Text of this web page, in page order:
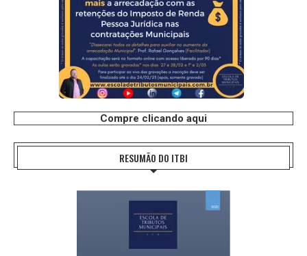
Compre clicando aqui
RESUMÃO DO ITBI